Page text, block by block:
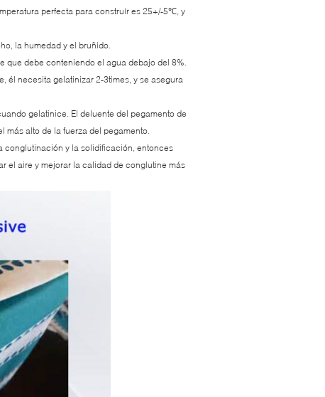
perfecta para construir es 25+/-5℃, y
la humedad y el bruñido.
que debe conteniendo el agua debajo del 8%.
él necesita gelatinizar 2-3times, y se asegura
gelatinice. El deluente del pegamento de
más alto de la fuerza del pegamento.
conglutinación y la solidificación, entonces
el aire y mejorar la calidad de conglutine más